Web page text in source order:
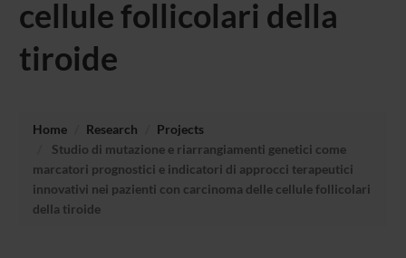
cellule follicolari della
tiroide
Home Research
Projects
Studio di mutazione e riarrangiamenti genetici come
marcatori prognostici e indicatori di approcci terapeutici
innovativi nei pazienti con carcinoma delle cellule follicolari
della tiroide